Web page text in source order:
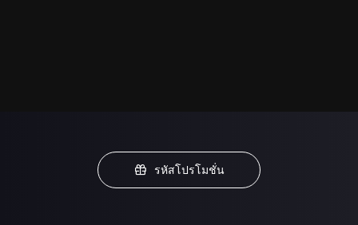
รหัสโปรโมชั่น